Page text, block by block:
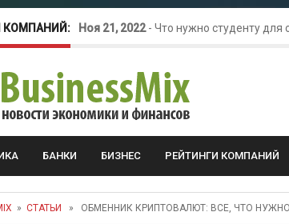
КОМПАНИЙ: Ноя 21, 2022- Что нужно студенту для
Май 16, 2022-Курсовые колебания:
БАНКИ БИЗНЕС РЕЙТИНГИ КОМПАНИЙ
» СТАТЬИ » ОБМЕННИК КРИПТОВАЛЮТ: ВСЕ, ЧТО